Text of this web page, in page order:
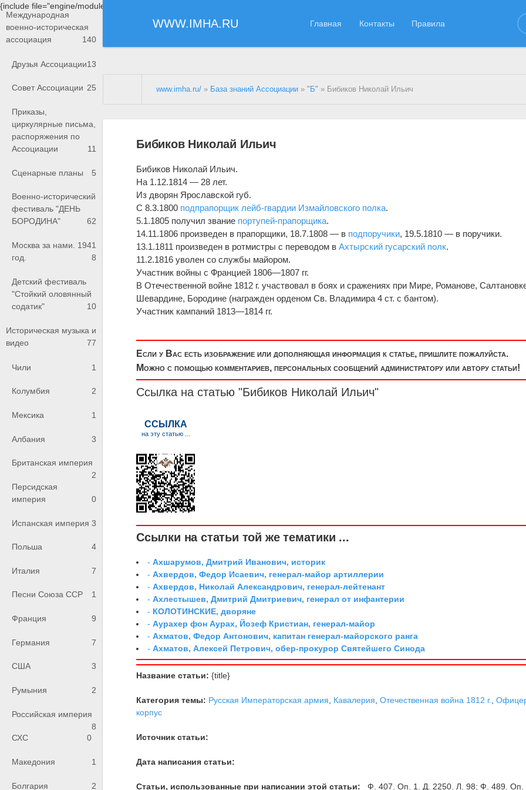
{include file="engine/modules/saperu/head.php"}
WWW.IMHA.RU Главная Контакты Правила
Международная
военно-историческая
ассоциация
140
Друзья Ассоциации13
Совет Ассоциации 25
Приказы,
циркулярные письма,
распоряжения по
Ассоциации
11
Сценарные планы 5
Военно-исторический
фестиваль "ДЕНЬ
БОРОДИНА"
62
Москва за нами. 1941
год.
8
Детский фестиваль
"Стойкий оловянный
содатик"
10
Историческая музыка и
видео
77
Чили 1
Колумбия 2
Мексика 1
Албания 3
Британская империя
2
Персидская
империя
0
Испанская империя 3
Польша 4
Италия 7
Песни Союза ССР 1
Франция 9
Германия 7
США 3
Румыния 2
Российская империя
8
СХС
0
Македония 1
Болгария 2
www.imha.ru/ » База знаний Ассоциации »"Б" » Бибиков Николай Ильич
Бибиков Николай Ильич
Бибиков Николай Ильич.
На 1.12.1814 — 28 лет.
Из дворян Ярославской губ.
С 8.3.1800 подпрапорщик лейб-гвардии Измайловского полка.
5.1.1805 получил звание портупей-прапорщика.
14.11.1806 произведен в прапорщики, 18.7.1808 — в подпоручики, 19.5.1810 — в поручики.
13.1.1811 произведен в ротмистры с переводом вАхтырский гусарский полк.
11.2.1816 уволен со службы майором.
Участник войны с Францией 1806—1807 гг.
В Отечественной войне 1812 г. участвовал в боях и сражениях при Мире, Романове,
Шевардине, Бородине (награжден орденом Св. Владимира 4 ст. с бантом).
Участник кампаний 1813—1814 гг.
Если у Вас есть изображение или дополняющая информация к статье, пришлите пожалуйста.
Можно с помощью комментариев, персональных сообщений администратору или автору статьи!
Ссылка на статью "Бибиков Николай Ильич"
Ссылки на статьи той же тематики ...
-Ахшарумов, Дмитрий Иванович, историк
-Ахвердов, Федор Исаевич, генерал-майор артиллерии
-Ахвердов, Николай Александрович, генерал-лейтенант
-Ахлестышев, Дмитрий Дмитриевич, генерал от инфантерии
- КОЛОТИНСКИЕ, дворяне
-Аурахер фон Аурах, Йозеф Кристиан, генерал-майор
-Ахматов, Федор Антонович, капитан генерал-майорского ранга
-Ахматов, Алексей Петрович, обер-прокурор Святейшего Синода
Название статьи: {title}
Категория темы: Русская Императорская армия Кавалерия ,Отечественная война 1812 г. ,
корпус
Источник статьи:
Дата написания статьи:
Статьи, использованные при написании этой статьи: Ф. 407. Оп. 1. Д. 2250. Л. 98; Ф. 489. Оп.